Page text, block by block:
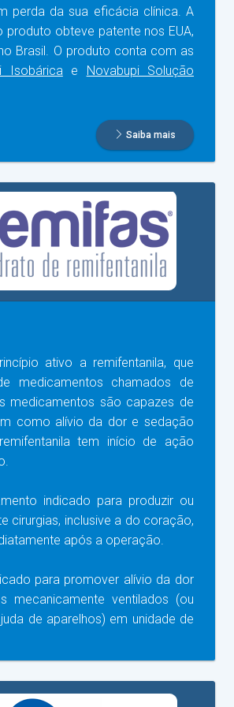
perda da sua eficácia clínica. A
obteve patente nos EUA,
Brasil. O produto conta com as
Isobáricae Novabupi Solução
Saiba mais
ativo a remifentanila, que
medicamentos chamados de
medicamentos são capazes de
como alívio da dor e sedação
tem início de ação
indicado para produzir ou
cirurgias, inclusive a do coração,
após a operação.
para promover alívio da dor
mecanicamente ventilados (ou
de aparelhos) em unidade de